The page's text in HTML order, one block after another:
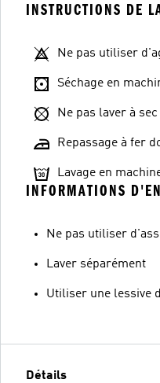
INSTRUCTIONS DE
Ne pas utiliser
Séchage en
Ne pas laver à sec
Repassage à fer
Lavage en
INFORMATIONS
Ne pas utiliser
Laver séparément
Utiliser une lessive
Détails